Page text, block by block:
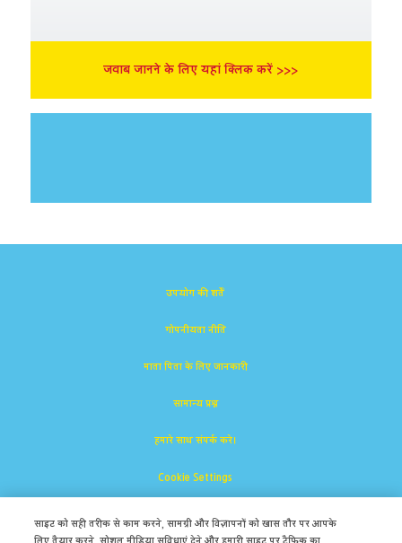
जवाब जानने के लिए यहां क्लिक करें >>>
उपयोग की शर्तें
गोपनीयता नीति
माता पिता के लिए जानकारी
सामान्य प्रश्न
हमारे साथ संपर्क करे।
Cookie Settings
साइट को सही तरीक से काम करने, सामग्री और विज्ञापनों को खास तौर पर आपके